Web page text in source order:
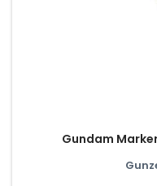
Gundam